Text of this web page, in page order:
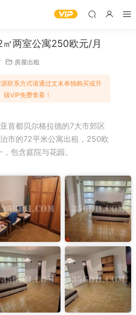
两室公寓250欧元/月
房屋出租
联系方式请通过文末单独购买或升
级VIP免费查看！
首都贝尔格拉德的7大市郊区
市的72平米公寓出租，250欧
包含庭院与花园。